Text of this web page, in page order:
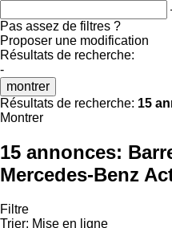
Pas assez de filtres ?
Proposer une modification
Résultats de recherche:
-
montrer
Résultats de recherche: 15
Montrer
15 annonces:
Mercedes-Benz
Filtre
Trier: Mise en ligne